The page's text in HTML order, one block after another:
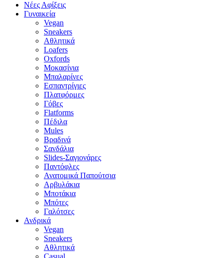
Νέες Αφίξεις
Γυναικεία
Vegan
Sneakers
Αθλητικά
Loafers
Oxfords
Μοκασίνια
Μπαλαρίνες
Εσπαντρίγιες
Πλατφόρμες
Γόβες
Flatforms
Πέδιλα
Mules
Βραδινά
Σανδάλια
Slides-Σαγιονάρες
Παντόφλες
Ανατομικά Παπούτσια
Αρβυλάκια
Μποτάκια
Μπότες
Γαλότσες
Ανδρικά
Vegan
Sneakers
Αθλητικά
Casual